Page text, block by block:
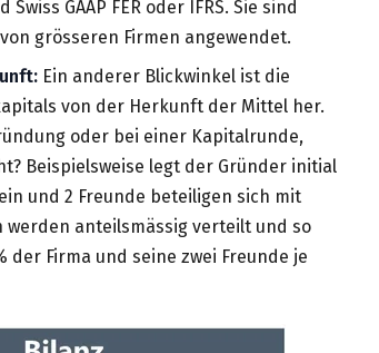
GAAP FER oder IFRS. Sie sind
grösseren Firmen angewendet.
Ein anderer Blickwinkel ist die
von der Herkunft der Mittel her.
oder bei einer Kapitalrunde,
Beispielsweise legt der Gründer initial
und 2 Freunde beteiligen sich mit
werden anteilsmässig verteilt und so
der Firma und seine zwei Freunde je